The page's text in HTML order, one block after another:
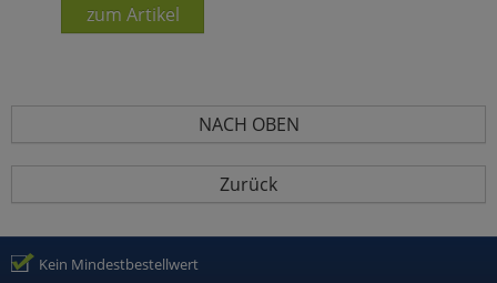
zum Artikel
NACH OBEN
Zurück
Kein Mindestbestellwert